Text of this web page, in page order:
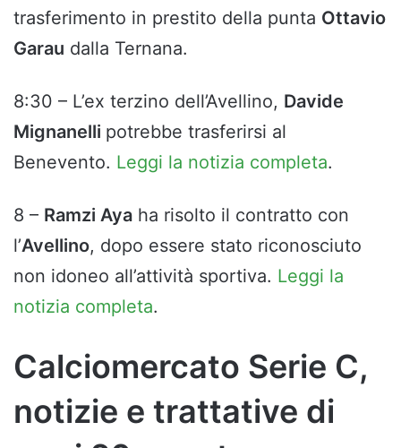
trasferimento in prestito della punta Ottavio
Garau dalla Ternana.
8:30 – L’ex terzino dell’Avellino, Davide
Mignanelli potrebbe trasferirsi al
Benevento. Leggi la notizia completa.
8 – Ramzi Aya ha risolto il contratto con
l’Avellino, dopo essere stato riconosciuto
non idoneo all’attività sportiva. Leggi la
notizia completa.
Calciomercato Serie C,
notizie e trattative di